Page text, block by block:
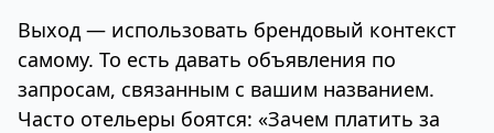
Выход — использовать брендовый контекст
самому. То есть давать объявления по
запросам, связанным с вашим названием.
Часто отельеры боятся: «Зачем платить за